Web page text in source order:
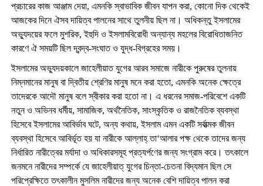
প্রচারের কাজ আঞ্জাম দেয়া, এমনকি স্বাভাবিক জীবন যাপন করা, কোনো দিক থেকেই
আজকের দিনে ঐসব দায়িত্ব পালনের সাথে তুলনীয় ছিল না। অধিকন্তু ইসলামের
অভ্যুদয়ের ফলে মুশরিক, ইহুদি ও ইসলামবিরোধী অন্যান্য মহলের বিরোধিতাজনিত
কারণে ঐ সময়টি ছিল দ্বন্দ্ব-সংঘাত ও যুদ্ধ-বিগ্রহের সময়।
ইসলামের অভ্যুদয়কালে জাহেলীয়াত যুগের আরব সমাজে নারীকে পুরুষের তুলনায়
নিম্নমানের মানুষ বা দ্বিতীয় শ্রেণির মানুষ মনে করা হতো, এমনকি অনেক ক্ষেত্রে
তাদেরকে আদৌ মানুষ বলে স্বীকার করা হতো না। এ ধরনের সমাজ-পরিবেশে একটি
নতুন ও অভিনব ধর্মীয়, সামাজিক, অর্থনৈতিক, সাংস্কৃতিক ও রাজনৈতিক ব্যবস্থা
হিসেবে ইসলামের আবির্ভাব ঘটে, অন্য কথায়, ইসলাম এমন একটি সর্বাত্মক জীবন
ব্যবস্থা হিসেবে আবির্ভূত হয় যা নারীকে আল্লাহ্ তা‘আলার পক্ষ থেকে তাদের জন্য
নির্ধারিত নারীত্বের মর্যাদা ও অধিকারসমূহ প্রত্যর্পণের জন্য সংগ্রাম করে। তৎকালে
জনমনে নারীদের সম্পর্কে যে জাহেলীয়াত্ যুগের চিন্তা-চেতনা বিদ্যমান ছিল সে
পরিপ্রেক্ষিতে তৎকালীন মুসলিম নারীদের জন্য অনেক বেশি দায়িত্ব পালন করা